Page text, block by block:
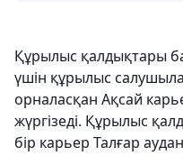
Құрылыс қалдықтары
үшін құрылыс
орналасқан Ақсай
жүргізеді. Құрылыс
бір карьер Талғар